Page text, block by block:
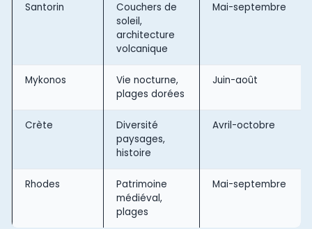
Santorin
Couchers de
soleil,
architecture
volcanique
Mai-septembre
Mykonos
Vie nocturne,
plages dorées
Juin-août
Crète
Diversité
paysages,
histoire
Avril-octobre
Rhodes
Patrimoine
médiéval,
plages
Mai-septembre